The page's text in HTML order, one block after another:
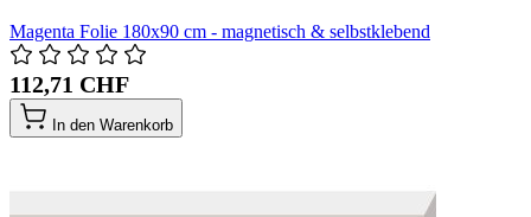
Magenta Folie 180x90 cm - magnetisch & selbstklebend
112,71 CHF
In den Warenkorb